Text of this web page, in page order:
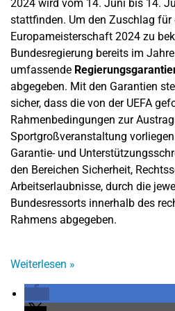
2024 wird vom 14. Juni bis 14.
stattfinden. Um den Zuschlag für
Europameisterschaft 2024 zu
Bundesregierung bereits im
umfassende
abgegeben. Mit den Garantien
sicher, dass die von der UEFA
Rahmenbedingungen zur
Sportgroßveranstaltung
Garantie- und
den Bereichen Sicherheit,
Arbeitserlaubnisse, durch die
Bundesressorts innerhalb des
Rahmens abgegeben.
Weiterlesen »